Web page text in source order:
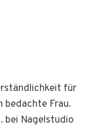
für
bedachte Frau.
bei Nagelstudio